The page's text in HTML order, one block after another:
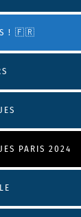
! 🇫🇷
PARIS 2024